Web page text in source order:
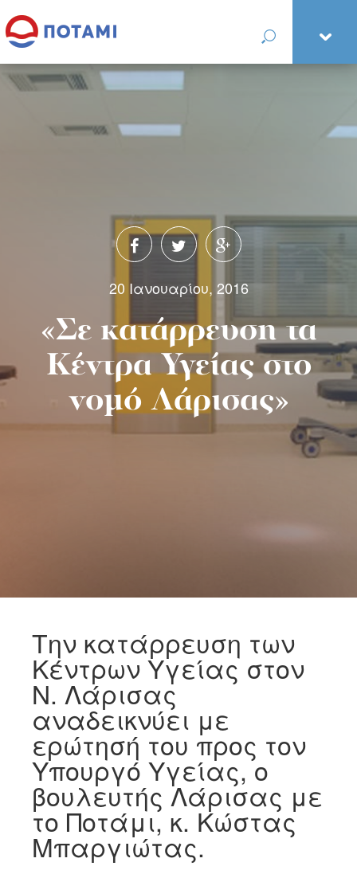
20 Ιανουαρίου, 2016
«Σε κατάρρευση τα
Κέντρα Υγείας στο
νομό Λάρισας»
Την κατάρρευση των
Κέντρων Υγείας στον
Ν. Λάρισας
αναδεικνύει με
ερώτησή του προς τον
Υπουργό Υγείας, ο
βουλευτής Λάρισας με
το Ποτάμι, κ. Κώστας
Μπαργιώτας.